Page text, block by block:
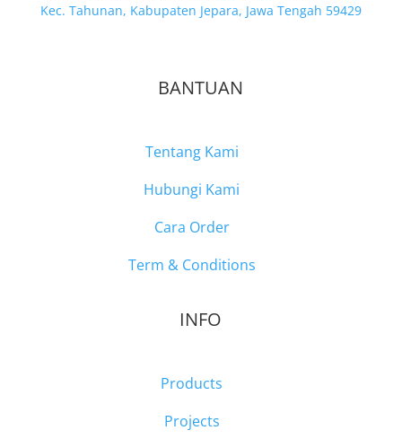
Kec. Tahunan, Kabupaten Jepara, Jawa Tengah 59429
BANTUAN
Tentang Kami
Hubungi Kami
Cara Order
Term & Conditions
INFO
Products
Projects